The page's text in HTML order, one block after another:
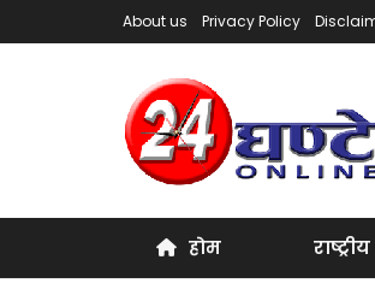
About us Privacy Policy
होम राष्ट्रीय